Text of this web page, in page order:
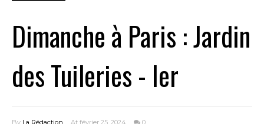
Dimanche à Paris : Jardin
des Tuileries - Ier
By La Rédaction At février 25, 2024 0